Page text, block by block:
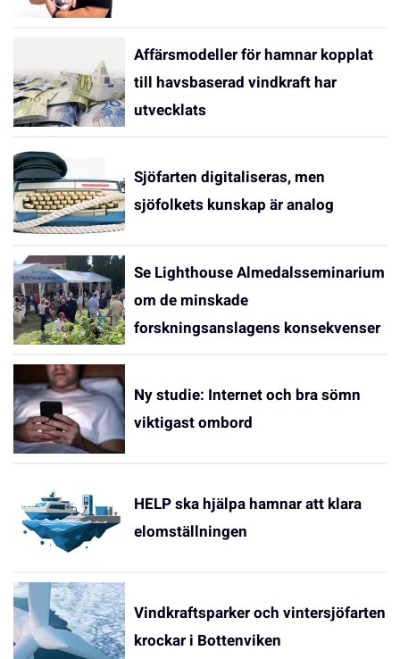
Affärsmodeller för hamnar kopplat
till havsbaserad vindkraft har
utvecklats
Sjöfarten digitaliseras, men
sjöfolkets kunskap är analog
Se Lighthouse Almedalsseminarium
om de minskade
forskningsanslagens konsekvenser
Ny studie: Internet och bra sömn
viktigast ombord
HELP ska hjälpa hamnar att klara
elomställningen
Vindkraftsparker och vintersjöfarten
krockar i Bottenviken